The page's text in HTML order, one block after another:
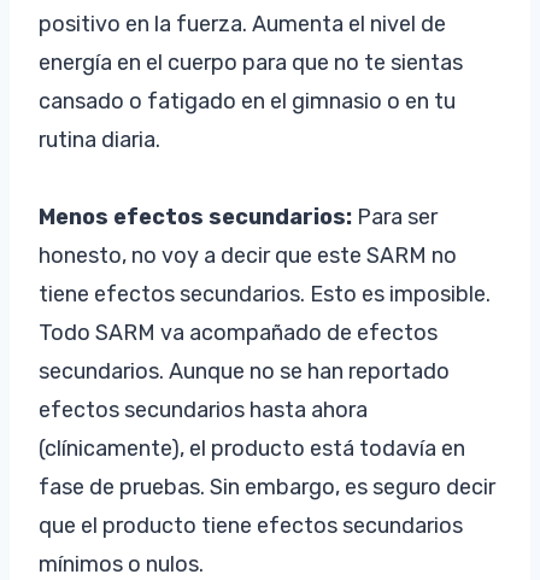
positivo en la fuerza. Aumenta el nivel de
energía en el cuerpo para que no te sientas
cansado o fatigado en el gimnasio o en tu
rutina diaria.
Menos efectos secundarios: Para ser
honesto, no voy a decir que este SARM no
tiene efectos secundarios. Esto es imposible.
Todo SARM va acompañado de efectos
secundarios. Aunque no se han reportado
efectos secundarios hasta ahora
(clínicamente), el producto está todavía en
fase de pruebas. Sin embargo, es seguro decir
que el producto tiene efectos secundarios
mínimos o nulos.